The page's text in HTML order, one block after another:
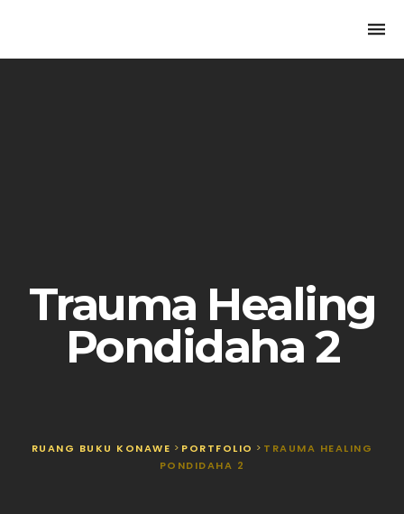
Trauma Healing
Pondidaha 2
RUANG BUKU KONAWE > PORTFOLIO > TRAUMA HEALING
PONDIDAHA 2